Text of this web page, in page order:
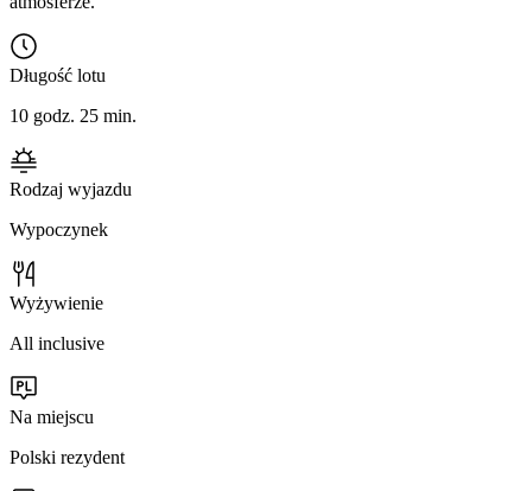
Długość lotu
10 godz. 25 min.
Rodzaj wyjazdu
Wypoczynek
Wyżywienie
All inclusive
Na miejscu
Polski rezydent